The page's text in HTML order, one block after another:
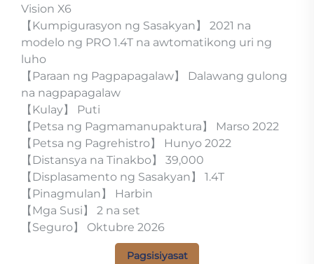
Vision X6
【Kumpigurasyon ng Sasakyan】 2021 na
modelo ng PRO 1.4T na awtomatikong uri ng
luho
【Paraan ng Pagpapagalaw】 Dalawang gulong
na nagpapagalaw
【Kulay】 Puti
【Petsa ng Pagmamanupaktura】 Marso 2022
【Petsa ng Pagrehistro】 Hunyo 2022
【Distansya na Tinakbo】 39,000
【Displasamento ng Sasakyan】 1.4T
【Pinagmulan】 Harbin
【Mga Susi】 2 na set
【Seguro】 Oktubre 2026
Pagsisiyasat